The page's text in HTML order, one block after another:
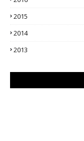
2015
2014
2013